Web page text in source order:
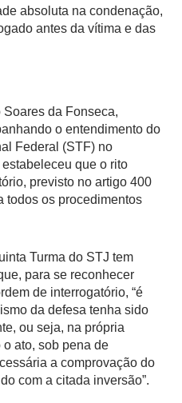
absoluta na condenação,
antes da vítima e das
da Fonseca,
o entendimento do
Federal (STF) no
estabeleceu que o rito
previsto no artigo 400
todos os procedimentos
Turma do STJ tem
para se reconhecer
de interrogatório, “é
da defesa tenha sido
ou seja, na própria
ato, sob pena de
a comprovação do
com a citada inversão”.